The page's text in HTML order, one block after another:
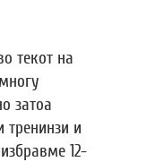
текот на
затоа
тренинзи и
12-